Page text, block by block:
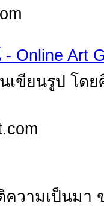
Online Art
เขียนรูป โด
ความเป็นมา